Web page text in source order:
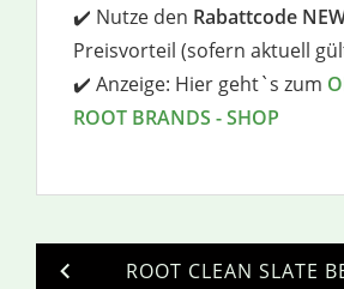
✔️ Nutze den Rabattcode
Preisvorteil (sofern aktuell
✔️ Anzeige: Hier geht`s zum
ROOT BRANDS - SHOP
ROOT CLEAN SLATE